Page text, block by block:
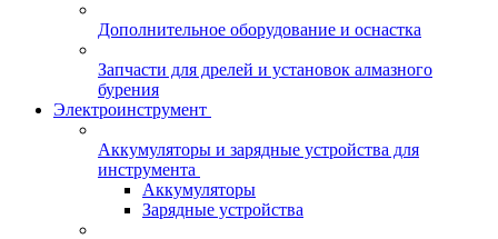
Дополнительное оборудование и оснастка
Запчасти для дрелей и установок алмазного
бурения
Электроинструмент
Аккумуляторы и зарядные устройства для
инструмента
Аккумуляторы
Зарядные устройства